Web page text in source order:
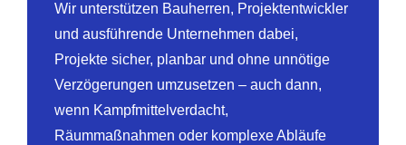
Wir unterstützen Bauherren, Projektentwickler
und ausführende Unternehmen dabei,
Projekte sicher, planbar und ohne unnötige
Verzögerungen umzusetzen – auch dann,
wenn Kampfmittelverdacht,
Räummaßnahmen oder komplexe Abläufe